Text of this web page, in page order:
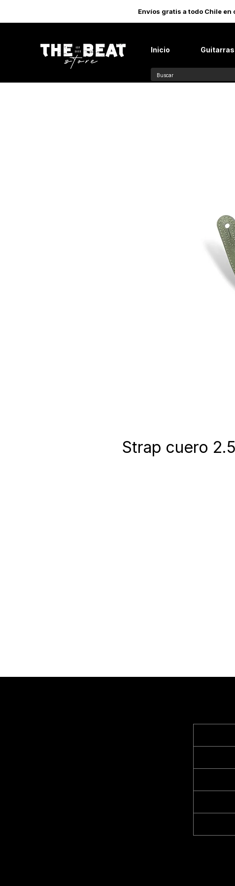
Envíos gratis a todo Chile en
Inicio Guitarras
Strap cuero